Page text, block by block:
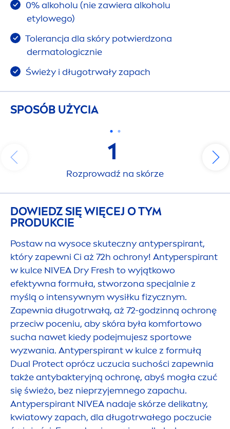
0% alkoholu (nie zawiera alkoholu
etylowego)
Tolerancja dla skóry potwierdzona
dermatologicznie
Świeży i długotrwały zapach
SPOSÓB UŻYCIA
1
Rozprowadź na skórze
DOWIEDZ SIĘ WIĘCEJ O TYM
PRODUKCIE
Postaw na wysoce skuteczny antyperspirant,
który zapewni Ci aż 72h ochrony! Antyperspirant
w kulce NIVEA Dry Fresh to wyjątkowo
efektywna formuła, stworzona specjalnie z
myślą o intensywnym wysiłku fizycznym.
Zapewnia długotrwałą, aż 72-godzinną ochronę
przeciw poceniu, aby skóra była komfortowo
sucha nawet kiedy podejmujesz sportowe
wyzwania. Antyperspirant w kulce z formułą
Dual Protectoprócz uczucia suchości zapewnia
także antybakteryjną ochronę, abyś mogła czuć
się świeżo, bez nieprzyjemnego zapachu.
Antyperspirant NIVEA nadaje skórze delikatny,
kwiatowy zapach, dla długotrwałego poczucie